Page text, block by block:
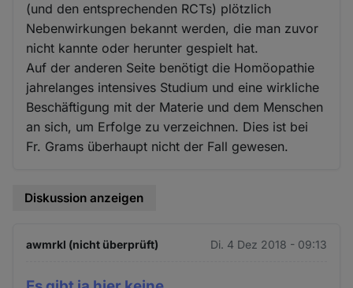
(und den entsprechenden RCTs) plötzlich
Nebenwirkungen bekannt werden, die man zuvor
nicht kannte oder herunter gespielt hat.
Auf der anderen Seite benötigt die Homöopathie
jahrelanges intensives Studium und eine wirkliche
Beschäftigung mit der Materie und dem Menschen
an sich, um Erfolge zu verzeichnen. Dies ist bei
Fr. Grams überhaupt nicht der Fall gewesen.
Diskussion anzeigen
awmrkl (nicht überprüft) Di. 4 Dez 2018 - 09:13